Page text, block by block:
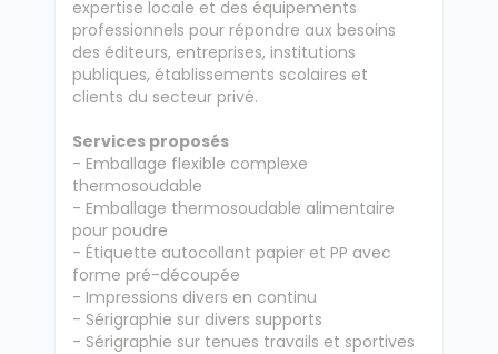
expertise locale et des équipements
professionnels pour répondre aux besoins
des éditeurs, entreprises, institutions
publiques, établissements scolaires et
clients du secteur privé.
Services proposés
- Emballage flexible complexe
thermosoudable
- Emballage thermosoudable alimentaire
pour poudre
- Étiquette autocollant papier et PP avec
forme pré-découpée
- Impressions divers en continu
- Sérigraphie sur divers supports
- Sérigraphie sur tenues travails et sportives